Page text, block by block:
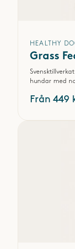
HEALTHY
Grass
hundar med
Från 449